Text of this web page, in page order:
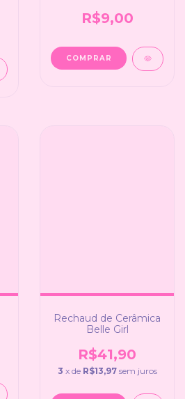
R$9,00
COMPRAR
Rechaud de Cerâmica
Belle Girl
R$41,90
3 x de R$13,97 sem juros